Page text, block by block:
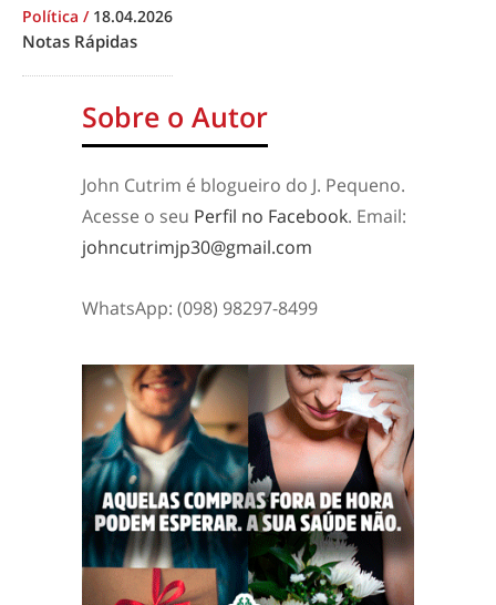
Política / 18.04.2026
Notas Rápidas
Sobre o Autor
John Cutrim é blogueiro do J. Pequeno.
Acesse o seu Perfil no Facebook. Email:
johncutrimjp30@gmail.com
WhatsApp: (098) 98297-8499